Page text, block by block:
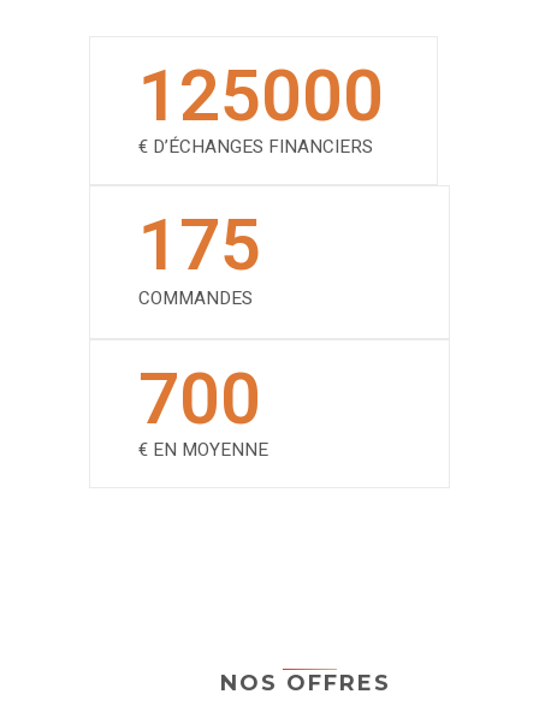
125000
€ D’ÉCHANGES FINANCIERS
175
COMMANDES
700
€ EN MOYENNE
NOS OFFRES